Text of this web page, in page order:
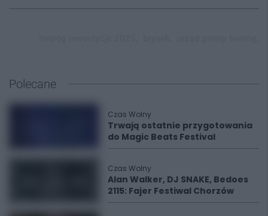
Polecane
Czas Wolny
Trwają ostatnie przygotowania
do Magic Beats Festival
Czas Wolny
Alan Walker, DJ SNAKE, Bedoes
2115: Fajer Festiwal Chorzów